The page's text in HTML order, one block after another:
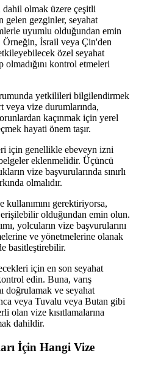
olmak üzere çeşitli
gelen gezginler, seyahat
uyumlu olduğundan emin
Örneğin, İsrail veya Çin'den
özel seyahat
olmadığını kontrol etmeleri
yetkilileri bilgilendirmek
veya vize durumlarında,
kaçınmak için yerel
hayati önem taşır.
için genellikle ebeveyn izni
eklenmelidir. Üçüncü
vize başvurularında sınırlı
olmalıdır.
gerektiriyorsa,
erişilebilir olduğundan emin olun.
yolcuların vize başvurularını
ve yönetmelerine olanak
basitleştirebilir.
için en son seyahat
edin. Buna, varış
doğrulamak ve seyahat
veya Tuvalu veya Butan gibi
olan vize kısıtlamalarına
dahildir.
İçin Hangi Vize